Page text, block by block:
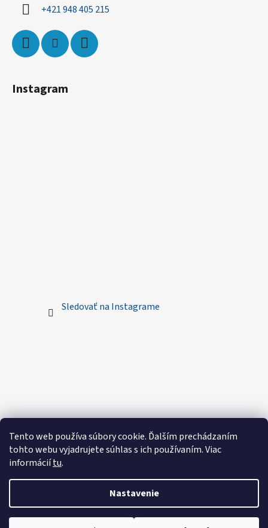
Tento web používa súbory cookie. Ďalším prechádzaním
tohto webu vyjadrujete súhlas s ich používaním. Viac
informáciítu.
Nastavenie
+421 948 405 215
Instagram
Sledovať na Instagrame
Vytvoril Shoptet